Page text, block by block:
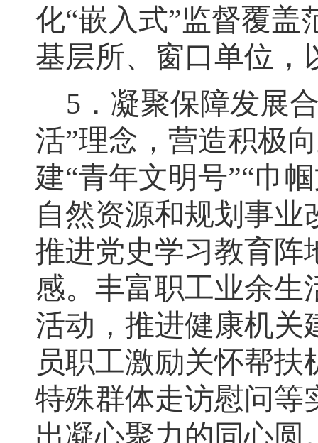
化“嵌入式”监督覆盖
基层所、窗口单位 ，
5 ． 凝聚保障发展
活”理念 ， 营造积极
建“青年文明号”“巾
自然资源和规划事
推进党史学习教育阵
感。丰富职工业余生
活动，推进健康机关
员职工激励关怀帮扶
特殊群体走访慰问等
出凝心聚力的同心圆